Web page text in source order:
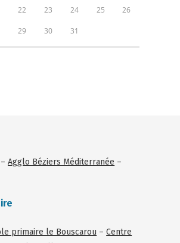
22 23 24 25 26
29 30 31
–Agglo Béziers Méditerranée –
primaire le Bouscarou –Centre